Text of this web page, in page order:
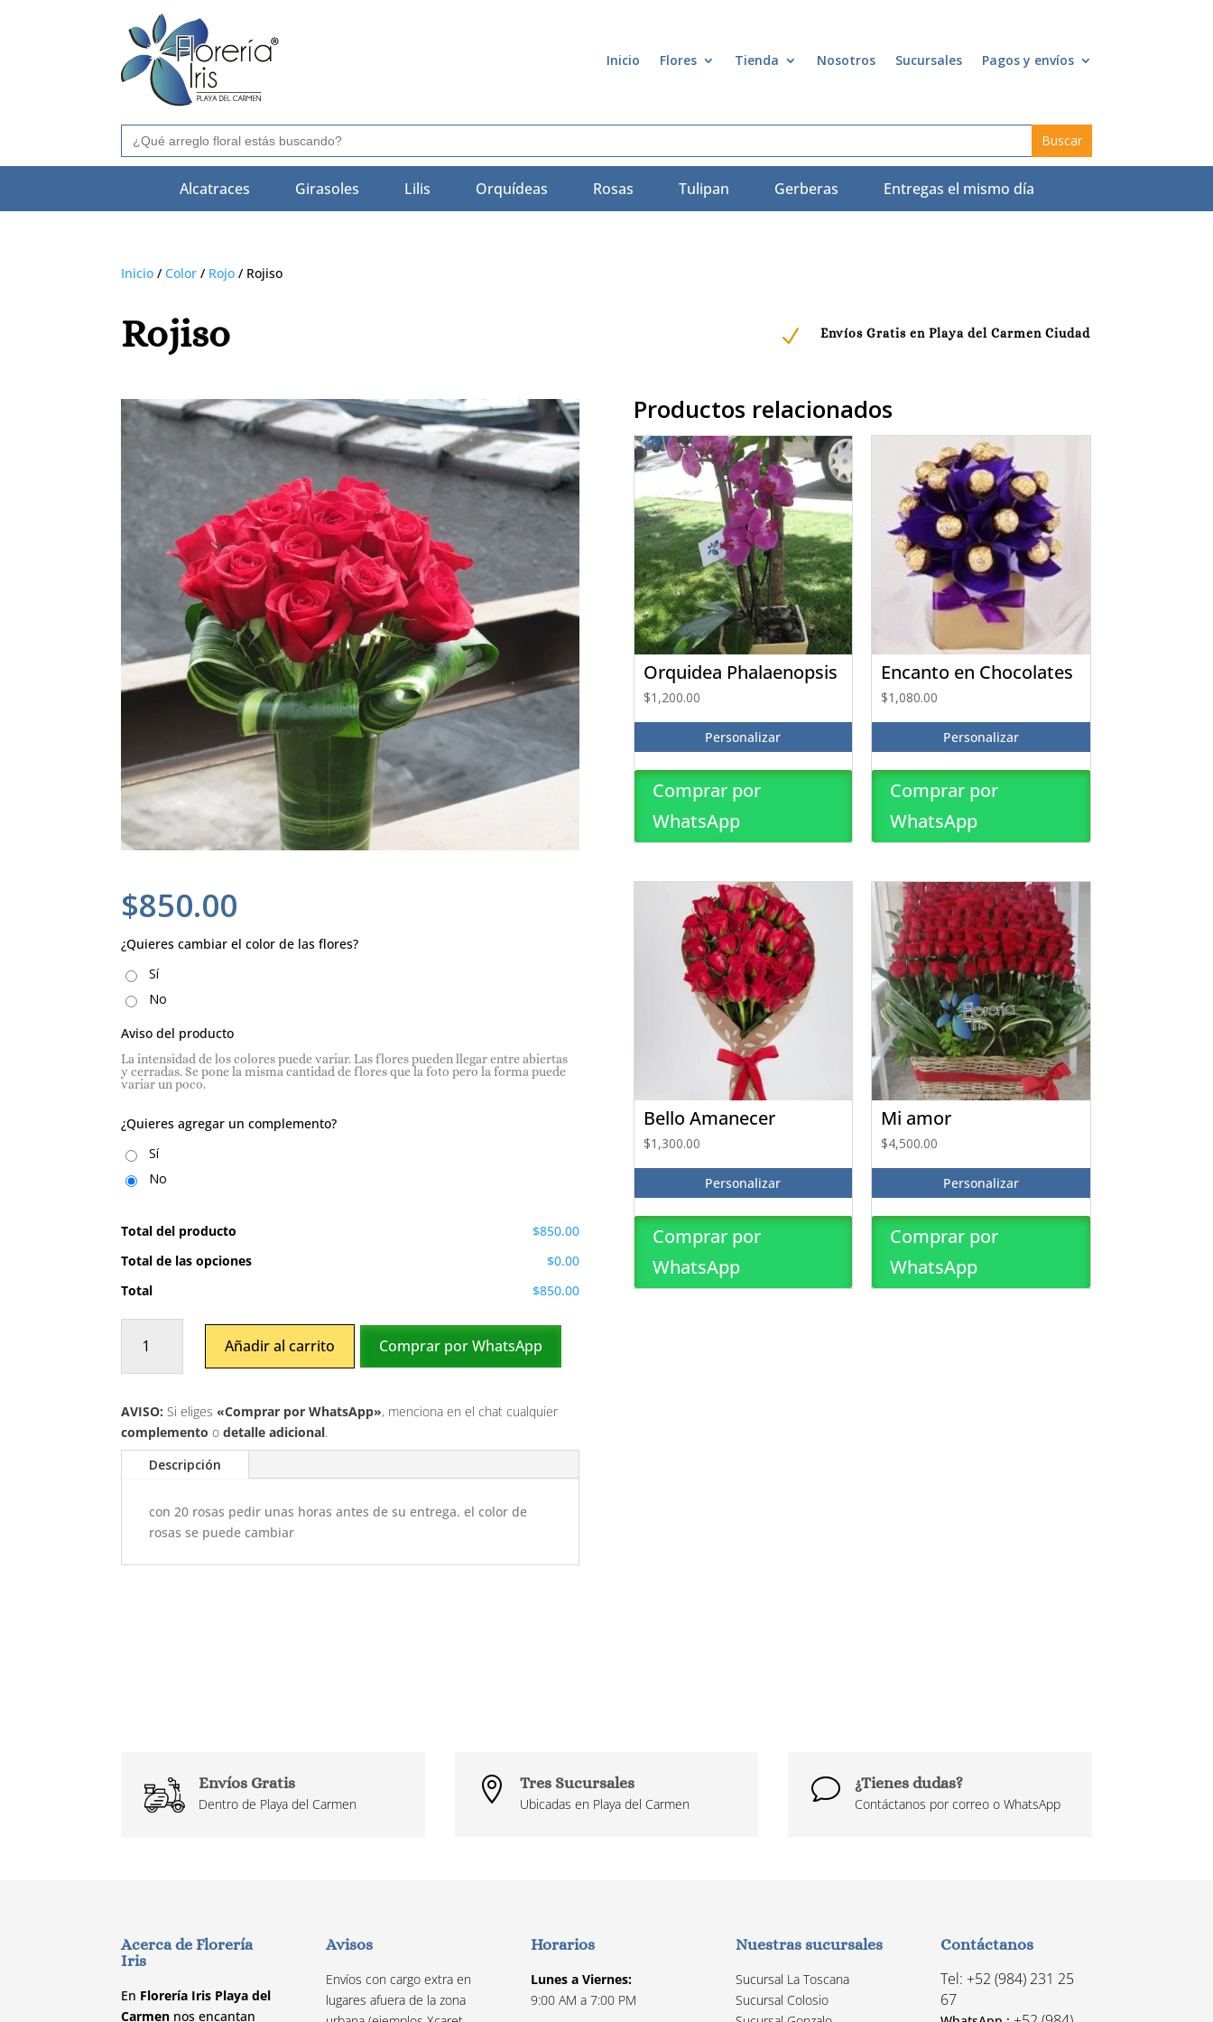
Inicio Flores Tienda Nosotros Sucursales Pagos y envíos
Buscar:
Alcatraces Girasoles Lilis Orquídeas Rosas Tulipan Gerberas Entregas el mismo día
Inicio /Color / Rojo / Rojiso
Rojiso N Envíos Gratis en Playa del Carmen Ciudad
$850.00
¿Quieres cambiar el color de las flores?
Sí
No
Aviso del producto
La intensidad de los colores puede variar. Las flores pueden llegar entre abiertas
y cerradas. Se pone la misma cantidad de flores que la foto pero la forma puede
variar un poco.
¿Quieres agregar un complemento?
Sí
No
Total del producto
$850.00
Total de las opciones
$0.00
Total
$850.00
cantidad
Añadir al carrito Comprar por WhatsApp
AVISO: Si eliges«Comprar por WhatsApp», menciona en el chat cualquier
complemento odetalle adicional.
Descripción
con 20 rosas pedir unas horas antes de su entrega. el color de
rosas se puede cambiar
Productos relacionados
Orquidea Phalaenopsis
$1,200.00
Personalizar
Comprar por
WhatsApp
Encanto en Chocolates
$1,080.00
Personalizar
Comprar por
WhatsApp
Bello Amanecer
$1,300.00
Personalizar
Comprar por
WhatsApp
Mi amor
$4,500.00
Personalizar
Comprar por
WhatsApp
Envíos Gratis
Dentro de Playa del Carmen
 Tres Sucursales
Ubicadas en Playa del Carmen
v ¿Tienes dudas?
Contáctanos por correo o WhatsApp
Acerca de Florería
Iris
En Florería Iris Playa del
Carmen nos encantan
Avisos
Envíos con cargo extra en
lugares afuera de la zona
Horarios
Lunes a Viernes:
9:00 AM a 7:00 PM
Nuestras sucursales
Sucursal La Toscana
Sucursal Colosio
Contáctanos
Tel: +52 (984) 231 25
67